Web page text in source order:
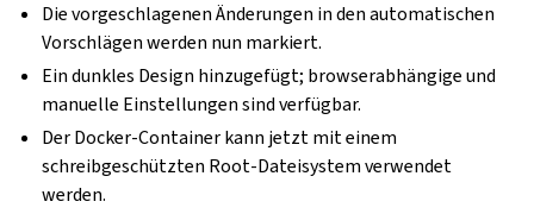
Die vorgeschlagenen Änderungen in den automatischen
Vorschlägen werden nun markiert.
Ein dunkles Design hinzugefügt; browserabhängige und
manuelle Einstellungen sind verfügbar.
Der Docker-Container kann jetzt mit einem
schreibgeschützten Root-Dateisystem verwendet
werden.